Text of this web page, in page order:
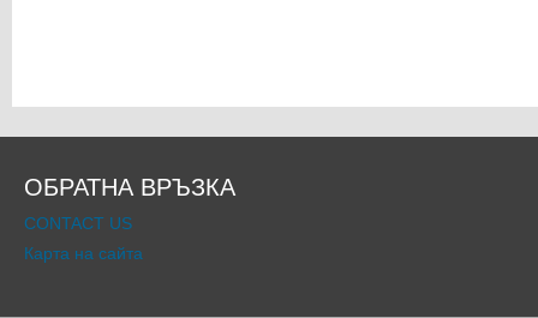
ОБРАТНА ВРЪЗКА
CONTACT US
Карта на сайта